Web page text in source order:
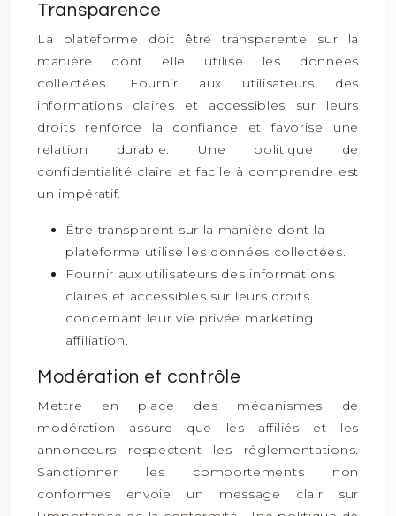
Transparence
La plateforme doit être transparente sur la
manière dont elle utilise les données
collectées. Fournir aux utilisateurs des
informations claires et accessibles sur leurs
droits renforce la confiance et favorise une
relation durable. Une politique de
confidentialité claire et facile à comprendre est
un impératif.
Être transparent sur la manière dont la
plateforme utilise les données collectées.
Fournir aux utilisateurs des informations
claires et accessibles sur leurs droits
concernant leur vie privée marketing
affiliation.
Modération et contrôle
Mettre en place des mécanismes de
modération assure que les affiliés et les
annonceurs respectent les réglementations.
Sanctionner les comportements non
conformes envoie un message clair sur